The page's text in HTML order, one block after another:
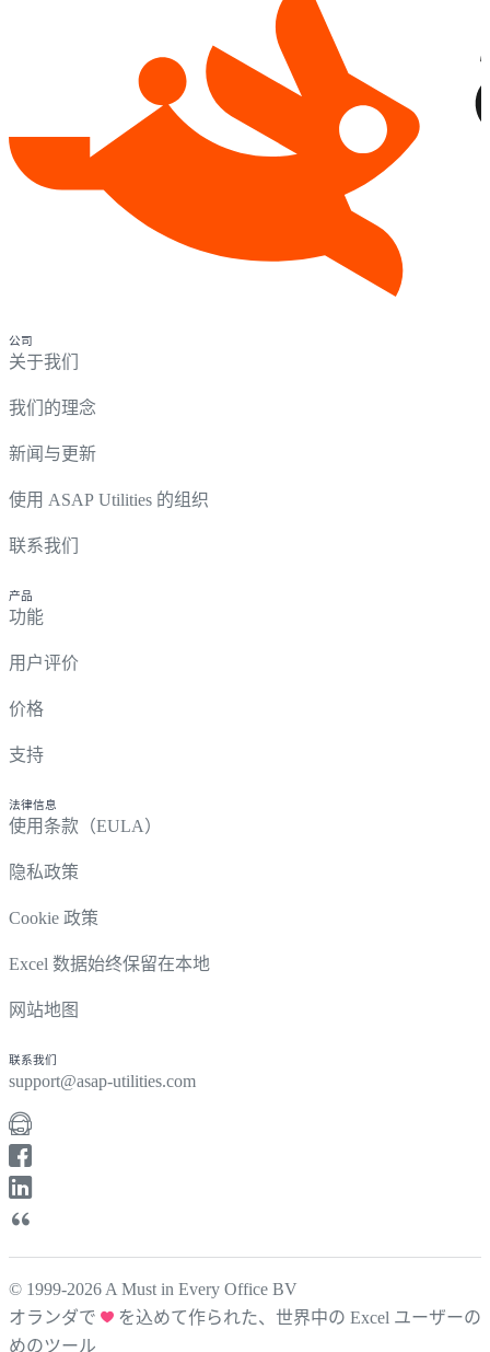
公司
关于我们
我们的理念
新闻与更新
使用 ASAP Utilities 的组织
联系我们
产品
功能
用户评价
价格
支持
法律信息
使用条款（EULA）
隐私政策
Cookie 政策
Excel 数据始终保留在本地
网站地图
联系我们
support@asap-utilities.com
© 1999-2026 A Must in Every Office BV
オランダで
を込めて作られた、世界中の Excel ユーザーの
めのツール